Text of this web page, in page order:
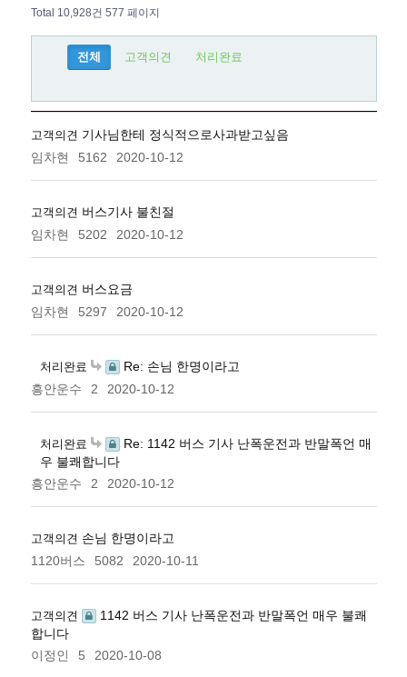
Total 10,928건 577 페이지
전체 고객의견 처리완료
고객의견 기사님한테 정식적으로사과받고싶음
임차현
5162 2020-10-12
고객의견 버스기사 불친절
임차현
5202 2020-10-12
고객의견 버스요금
임차현
5297 2020-10-12
처리완료
Re: 손님 한명이라고
흥안운수
2 2020-10-12
처리완료
Re: 1142 버스 기사 난폭운전과 반말폭언 매
우 불쾌합니다
흥안운수
2 2020-10-12
고객의견 손님 한명이라고
1120버스
5082 2020-10-11
고객의견
1142 버스 기사 난폭운전과 반말폭언 매우 불쾌
합니다
이정인
5 2020-10-08